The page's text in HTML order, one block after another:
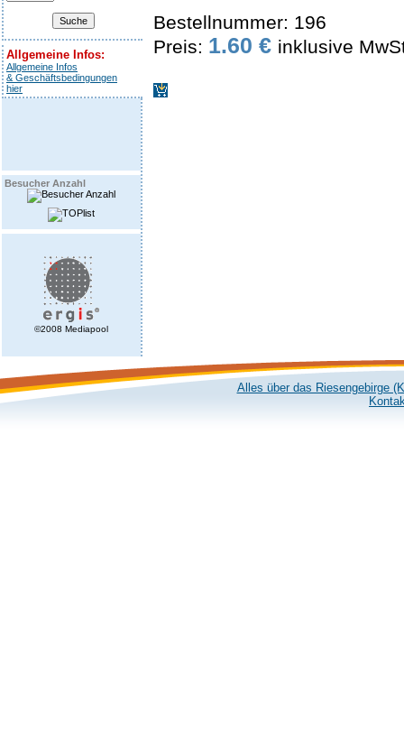
Allgemeine Infos:
Allgemeine Infos
& Geschäftsbedingungen
hier
Besucher Anzahl
©2008 Mediapool
Bestellnummer: 196
Preis: 1.60 € inklusive
Alles über das Riesengebirge